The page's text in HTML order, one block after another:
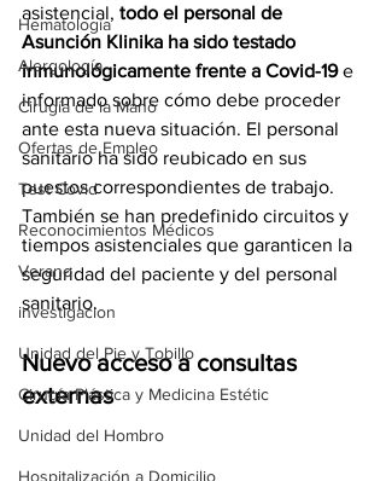
Hematología
Alergología
Cirugía de la Mano
Ofertas de Empleo
Test Covid
Reconocimientos Médicos
Verano
investigacion
Unidad del Pie y Tobillo
Cirugía Plástica y Medicina Estétic
Unidad del Hombro
Hospitalización a Domicilio
asistencial, todo el personal de
Asunción Klinika ha sido testado
inmunológicamente frente a Covid-19 e
informado sobre cómo debe proceder
ante esta nueva situación. El personal
sanitario ha sido reubicado en sus
puestos correspondientes de trabajo.
También se han predefinido circuitos y
tiempos asistenciales que garanticen la
seguridad del paciente y del personal
sanitario.
Nuevo acceso a consultas
externas